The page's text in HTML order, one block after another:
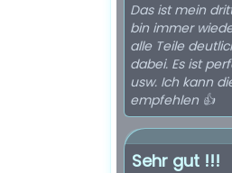
Das ist mein
bin immer
alle Teile
dabei. Es ist
usw. Ich kann
empfehlen 👍
Sehr gut !!!